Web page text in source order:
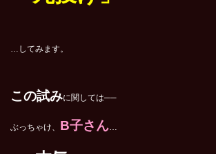
…してみます。
この試みに関しては──
ぶっちゃけ、 B子さん…